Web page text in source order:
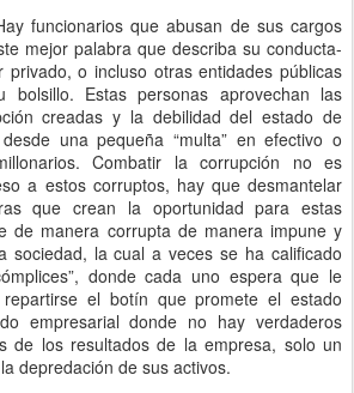
funcionarios que abusan de sus cargos
mejor palabra que describa su conducta-
privado, o incluso otras entidades públicas
bolsillo. Estas personas aprovechan las
creadas y la debilidad del estado de
una pequeña “multa” en efectivo o
Combatir la corrupción no es
a estos corruptos, hay que desmantelar
que crean la oportunidad para estas
de manera corrupta de manera impune y
sociedad, la cual a veces se ha calificado
donde cada uno espera que le
el botín que promete el estado
empresarial donde no hay verdaderos
de los resultados de la empresa, solo un
depredación de sus activos.